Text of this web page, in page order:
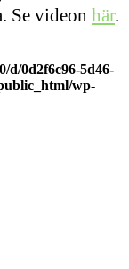
Se videon här.
d/0d2f6c96-5d46-
wp-